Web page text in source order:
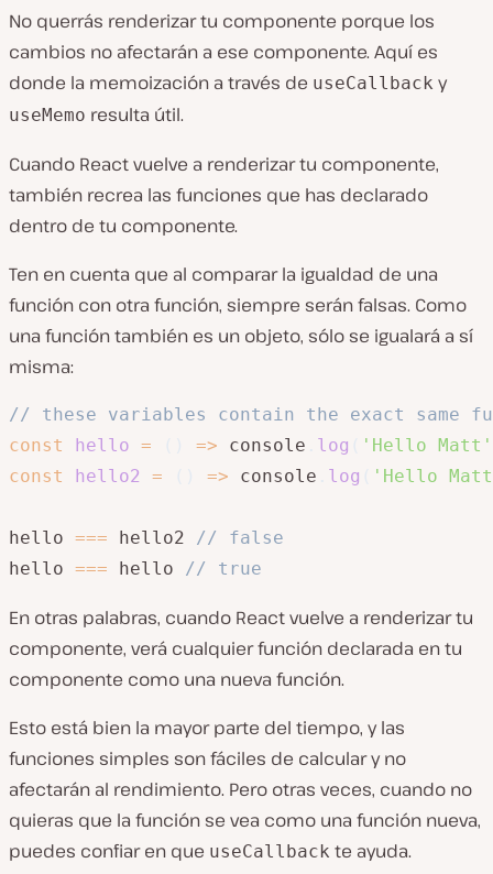
No querrás renderizar tu componente porque los
cambios no afectarán a ese componente. Aquí es
donde la memoización a través de useCallback y
useMemo resulta útil.
Cuando React vuelve a renderizar tu componente,
también recrea las funciones que has declarado
dentro de tu componente.
Ten en cuenta que al comparar la igualdad de una
función con otra función, siempre serán falsas. Como
una función también es un objeto, sólo se igualará a sí
misma:
// these variables contain the exact same
const
hello = => console log
'Hello Matt'
const
hello2 = => console log 'Hello
hello === hello2
// false
hello === hello // true
En otras palabras, cuando React vuelve a renderizar tu
componente, verá cualquier función declarada en tu
componente como una nueva función.
Esto está bien la mayor parte del tiempo, y las
funciones simples son fáciles de calcular y no
afectarán al rendimiento. Pero otras veces, cuando no
quieras que la función se vea como una función nueva,
puedes confiar en que useCallback te ayuda.